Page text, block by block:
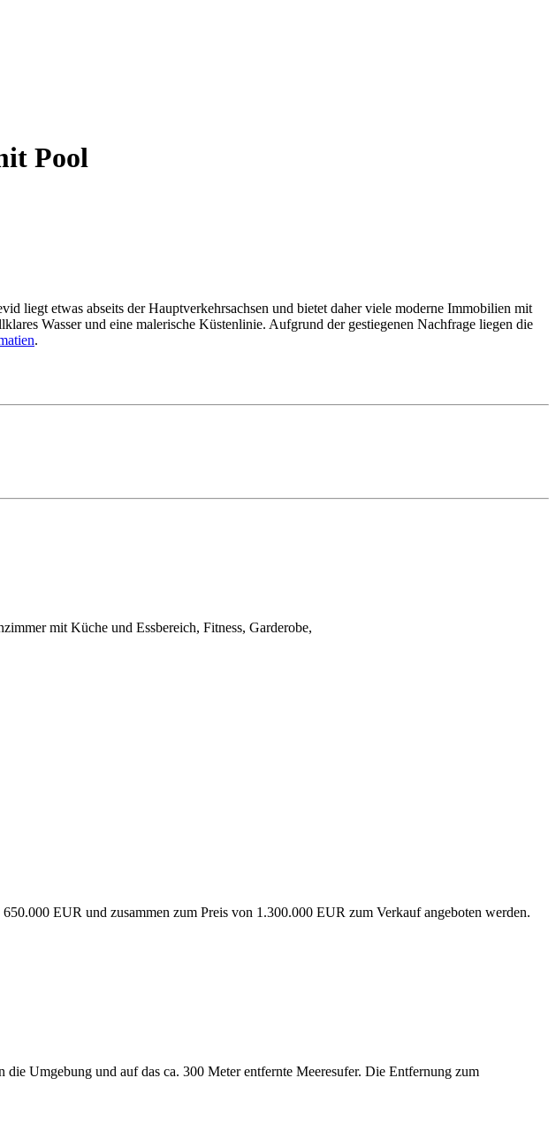
Pool
liegt etwas abseits der Hauptverkehrsachsen und bietet daher viele moderne Immobilien mit
Wasser und eine malerische Küstenlinie. Aufgrund der gestiegenen Nachfrage liegen die
.
mit Küche und Essbereich, Fitness, Garderobe,
EUR und zusammen zum Preis von 1.300.000 EUR zum Verkauf angeboten werden.
Umgebung und auf das ca. 300 Meter entfernte Meeresufer. Die Entfernung zum